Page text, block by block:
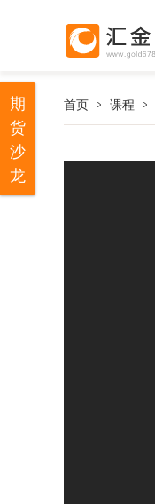
首页 课程
期
货
沙
龙